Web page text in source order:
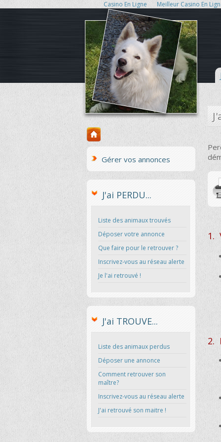
Casino En Ligne Meilleur Casino En
Gérer vos annonces
J'ai PERDU...
Liste des animaux trouvés
Déposer votre annonce
Que faire pour le retrouver ?
Inscrivez-vous au réseau alerte
Je l'ai retrouvé !
J'ai TROUVE...
Liste des animaux perdus
Déposer une annonce
Comment retrouver son
maître?
Inscrivez-vous au réseau alerte
J'ai retrouvé son maitre !
1.
2.